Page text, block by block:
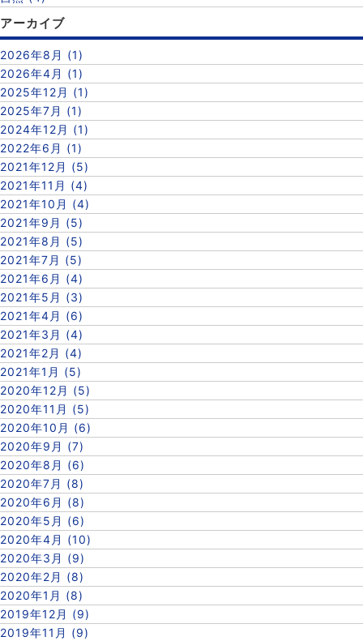
アーカイブ
2026年8月 (1)
2026年4月 (1)
2025年12月 (1)
2025年7月 (1)
2024年12月 (1)
2022年6月 (1)
2021年12月 (5)
2021年11月 (4)
2021年10月 (4)
2021年9月 (5)
2021年8月 (5)
2021年7月 (5)
2021年6月 (4)
2021年5月 (3)
2021年4月 (6)
2021年3月 (4)
2021年2月 (4)
2021年1月 (5)
2020年12月 (5)
2020年11月 (5)
2020年10月 (6)
2020年9月 (7)
2020年8月 (6)
2020年7月 (8)
2020年6月 (8)
2020年5月 (6)
2020年4月 (10)
2020年3月 (9)
2020年2月 (8)
2020年1月 (8)
2019年12月 (9)
2019年11月 (9)